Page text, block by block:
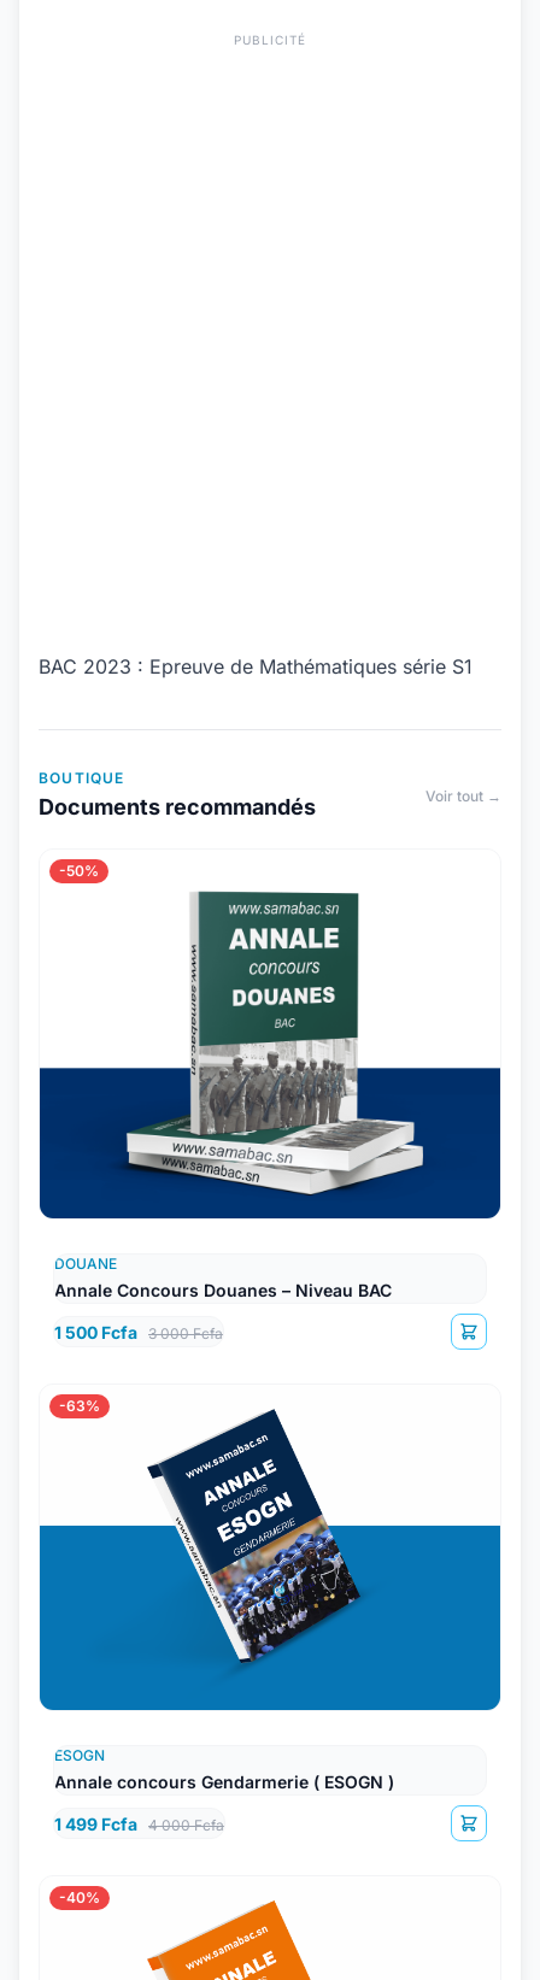
PUBLICITÉ
BAC 2023 : Epreuve de Mathématiques série S1
BOUTIQUE
Documents recommandés Voir tout →
-50%
DOUANE
Annale Concours Douanes – Niveau BAC
1 500 Fcfa 3 000 Fcfa
-63%
ESOGN
Annale concours Gendarmerie ( ESOGN )
1 499 Fcfa 4 000 Fcfa
-40%